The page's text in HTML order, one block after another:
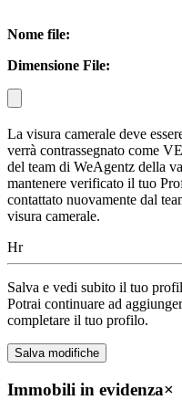
Nome file:
Dimensione File:
La visura camerale deve
verrà contrassegnato come
del team di WeAgentz della
mantenere verificato il tuo
contattato nuovamente dal
visura camerale.
Hr
Salva e vedi subito il tuo
Potrai continuare ad
completare il tuo profilo.
Immobili in evidenza×